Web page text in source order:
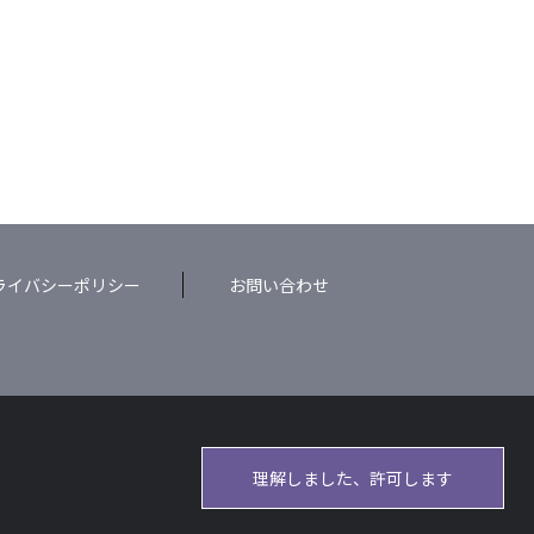
イバシーポリシー お問い合わせ
理解しました、許可します